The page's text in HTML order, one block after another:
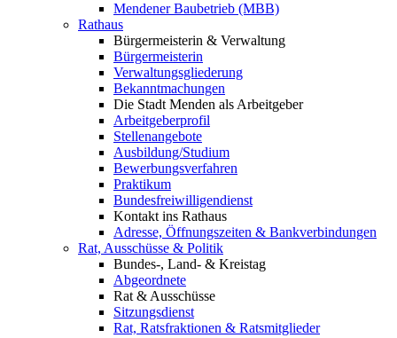
Mendener Baubetrieb (MBB)
Rathaus
Bürgermeisterin & Verwaltung
Bürgermeisterin
Verwaltungsgliederung
Bekanntmachungen
Die Stadt Menden als Arbeitgeber
Arbeitgeberprofil
Stellenangebote
Ausbildung/Studium
Bewerbungsverfahren
Praktikum
Bundesfreiwilligendienst
Kontakt ins Rathaus
Adresse, Öffnungszeiten & Bankverbindungen
Rat, Ausschüsse & Politik
Bundes-, Land- & Kreistag
Abgeordnete
Rat & Ausschüsse
Sitzungsdienst
Rat, Ratsfraktionen & Ratsmitglieder